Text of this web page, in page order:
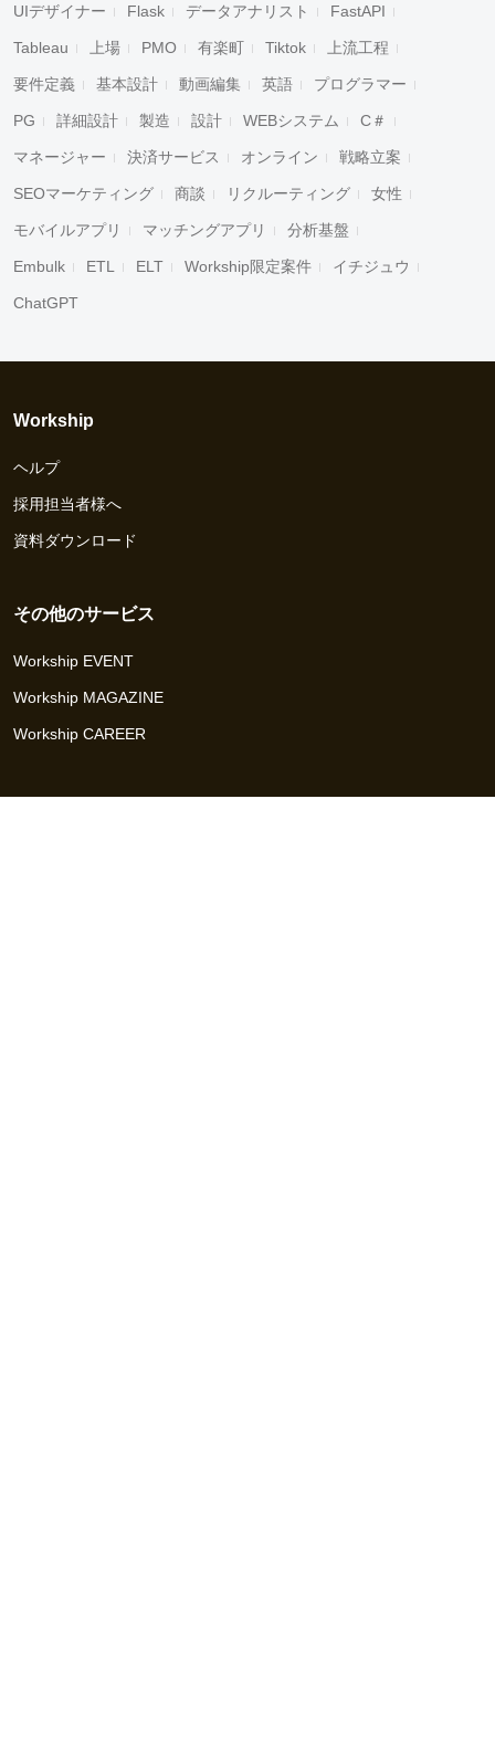
UIデザイナー Flask データアナリスト FastAPI
Tableau 上場 PMO 有楽町 Tiktok 上流工程
要件定義 基本設計 動画編集 英語 プログラマー
PG 詳細設計 製造 設計 WEBシステム C＃
マネージャー 決済サービス オンライン 戦略立案
SEOマーケティング 商談 リクルーティング 女性
モバイルアプリ マッチングアプリ 分析基盤
Embulk ETL ELT Workship限定案件 イチジュウ
ChatGPT
Workship
ヘルプ
採用担当者様へ
資料ダウンロード
その他のサービス
Workship EVENT
Workship MAGAZINE
Workship CAREER